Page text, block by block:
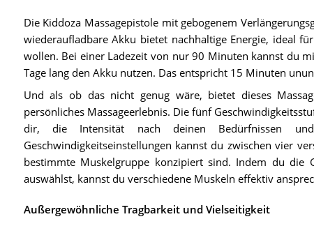
Die Kiddoza Massagepistole mit gebogenem
wiederaufladbare Akku bietet nachhaltige Energie, ideal
wollen. Bei einer Ladezeit von nur 90 Minuten kannst du
Tage lang den Akku nutzen. Das entspricht 15 Minuten
Und als ob das nicht genug wäre, bietet dieses
persönliches Massageerlebnis. Die fünf
dir, die Intensität nach deinen Bedürfnissen
Geschwindigkeitseinstellungen kannst du zwischen vier
bestimmte Muskelgruppe konzipiert sind. Indem du die
auswählst, kannst du verschiedene Muskeln effektiv
Außergewöhnliche Tragbarkeit und Vielseitigkeit